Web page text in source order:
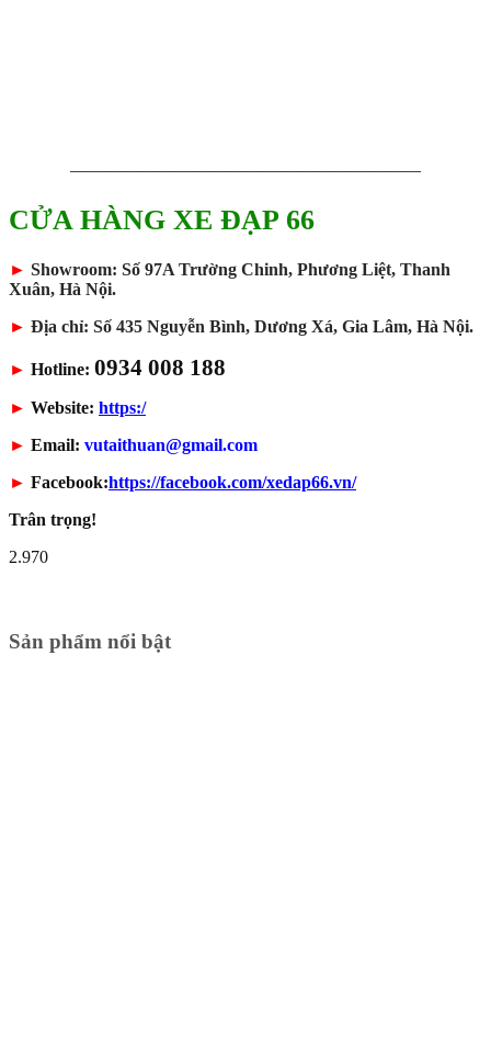
————————————————————
CỬA HÀNG XE ĐẠP 66
► Showroom: Số 97A Trường Chinh, Phương Liệt, Thanh
Xuân, Hà Nội.
► Địa chỉ: Số 435 Nguyễn Bình, Dương Xá, Gia Lâm, Hà Nội.
► Hotline: 0934 008 188
► Website: https:/
► Email: vutaithuan@gmail.com
► Facebook:https://facebook.com/xedap66.vn/
Trân trọng!
2.970
Sản phẩm nổi bật